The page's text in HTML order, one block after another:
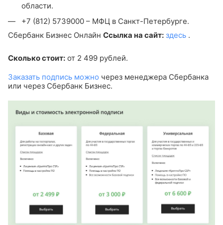
области.
+7 (812) 5739000 – МФЦ в Санкт-Петербурге.
Сбербанк Бизнес Онлайн Ссылка на сайт: здесь .
Сколько стоит: от 2 499 рублей.
Заказать подпись можно через менеджера Сбербанка
или через Сбербанк Бизнес.